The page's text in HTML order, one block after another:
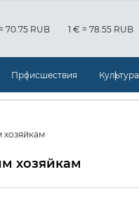
70.75 RUB 1 € = 78.55 RUB
Происшествия Культура
хозяйкам
хозяйкам